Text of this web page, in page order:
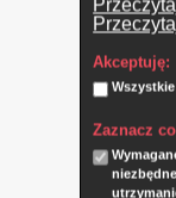
Akceptuję:
Zaznacz